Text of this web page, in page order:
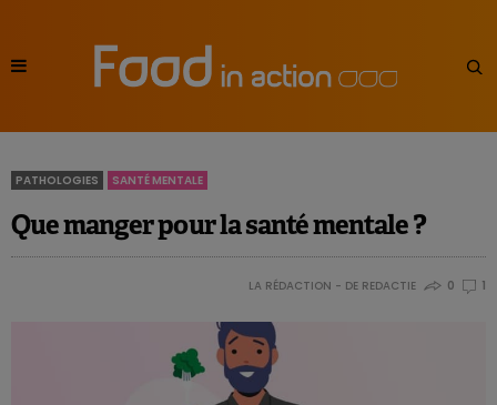
PATHOLOGIES SANTÉ MENTALE
Que manger pour la santé mentale ?
LA RÉDACTION - DE REDACTIE 0 1